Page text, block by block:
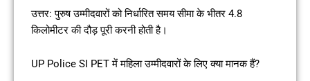
उत्तर: पुरुष उम्मीदवारों को निर्धारित समय सीमा के भीतर 4.8
किलोमीटर की दौड़ पूरी करनी होती है।
UP Police SI PET में महिला उम्मीदवारों के लिए क्या मानक हैं?